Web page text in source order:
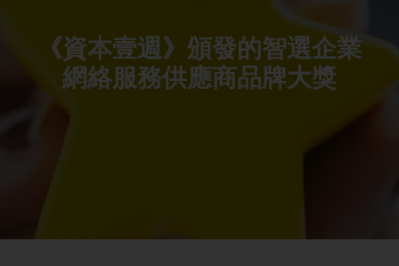
《資本壹週》頒發的智選企業
網絡服務供應商品牌大獎